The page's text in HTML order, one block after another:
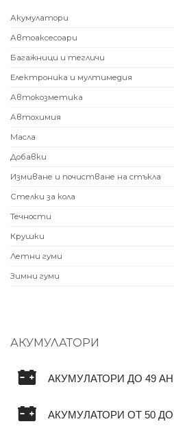
Акумулатори
Автоаксесоари
Багажници и тегличи
Електроника и мултимедия
Автокозметика
Автохимия
Масла
Добавки
Измиване и почистване на стъкла
Стелки за кола
Течности
Крушки
Летни гуми
Зимни гуми
АКУМУЛАТОРИ
АКУМУЛАТОРИ ДО 49 AH
АКУМУЛАТОРИ ОТ 50 ДО